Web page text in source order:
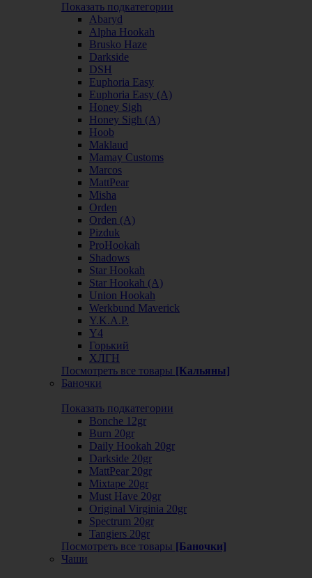
Показать подкатегории
Abaryd
Alpha Hookah
Brusko Haze
Darkside
DSH
Euphoria Easy
Euphoria Easy (А)
Honey Sigh
Honey Sigh (А)
Hoob
Maklaud
Mamay Customs
Marcos
MattPear
Misha
Orden
Orden (А)
Pizduk
ProHookah
Shadows
Star Hookah
Star Hookah (А)
Union Hookah
Werkbund Maverick
Y.K.A.P.
Y4
Горький
ХЛГН
Посмотреть все товары [Кальяны]
Баночки
Показать подкатегории
Bonche 12gr
Burn 20gr
Daily Hookah 20gr
Darkside 20gr
MattPear 20gr
Mixtape 20gr
Must Have 20gr
Original Virginia 20gr
Spectrum 20gr
Tangiers 20gr
Посмотреть все товары [Баночки]
Чаши